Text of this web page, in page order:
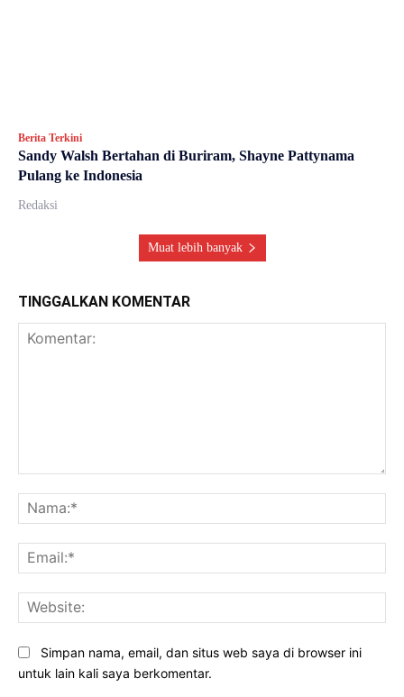
Berita Terkini
Sandy Walsh Bertahan di Buriram, Shayne Pattynama
Pulang ke Indonesia
Redaksi
Muat lebih banyak
TINGGALKAN KOMENTAR
Simpan nama, email, dan situs web saya di browser ini
untuk lain kali saya berkomentar.